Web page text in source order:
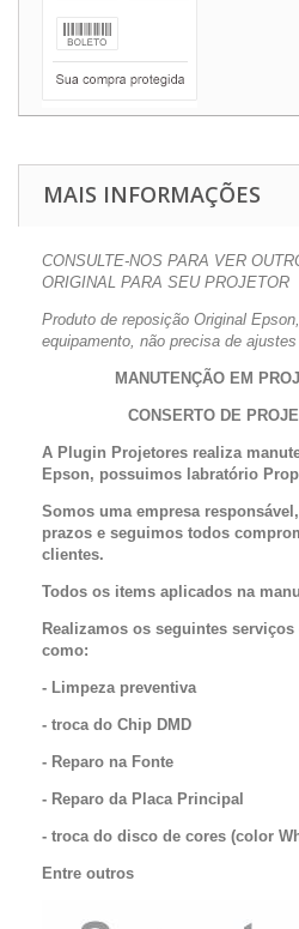
MAIS INFORMAÇÕES
CONSULTE-NOS PARA VER
ORIGINAL PARA SEU PROJETOR
Produto de reposição Original
equipamento, não precisa de ajustes
MANUTENÇÃO EM
CONSERTO DE
A Plugin Projetores realiza
Epson, possuimos labratório
Somos uma empresa
prazos e seguimos todos
clientes.
Todos os items aplicados na
Realizamos os seguintes
como:
- Limpeza preventiva
- troca do Chip DMD
- Reparo na Fonte
- Reparo da Placa Principal
- troca do disco de cores (color
Entre outros